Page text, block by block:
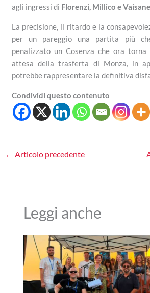
agli ingressi di Florenzi, Millico e
La precisione, il ritardo e la
per un pareggio una partita più
penalizzato un Cosenza che ora
attesa della trasferta di Monza, in
potrebbe rappresentare la definitiva
Condividi questo contenuto
← Articolo precedente
Leggi anche